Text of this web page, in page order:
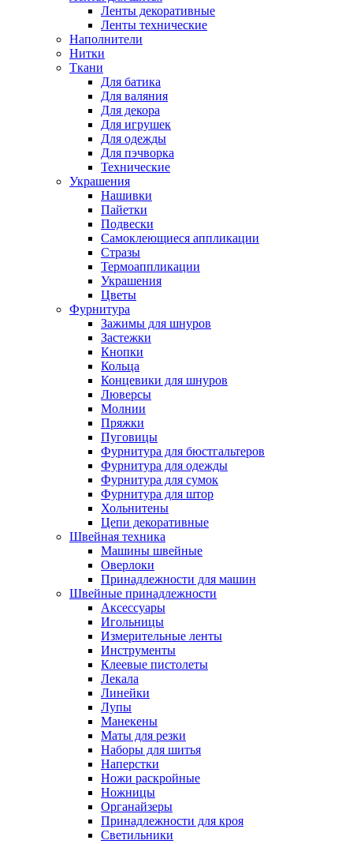
Ленты декоративные
Ленты технические
Наполнители
Нитки
Ткани
Для батика
Для валяния
Для декора
Для игрушек
Для одежды
Для пэчворка
Технические
Украшения
Нашивки
Пайетки
Подвески
Самоклеющиеся аппликации
Стразы
Термоаппликации
Украшения
Цветы
Фурнитура
Зажимы для шнуров
Застежки
Кнопки
Кольца
Концевики для шнуров
Люверсы
Молнии
Пряжки
Пуговицы
Фурнитура для бюстгальтеров
Фурнитура для одежды
Фурнитура для сумок
Фурнитура для штор
Хольнитены
Цепи декоративные
Швейная техника
Машины швейные
Оверлоки
Принадлежности для машин
Швейные принадлежности
Аксессуары
Игольницы
Измерительные ленты
Инструменты
Клеевые пистолеты
Лекала
Линейки
Лупы
Манекены
Маты для резки
Наборы для шитья
Наперстки
Ножи раскройные
Ножницы
Органайзеры
Принадлежности для кроя
Светильники